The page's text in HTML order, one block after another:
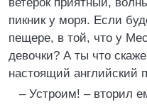
пикник у моря. Если
пещере, в той, что у
девочки? А ты что
настоящий английский
– Устроим! – вторил